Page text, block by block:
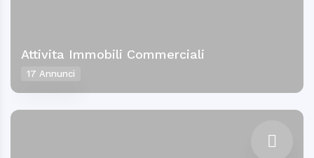
Attivita Immobili Commerciali
17 Annunci